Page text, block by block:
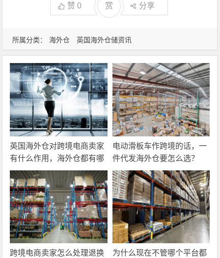
所属分类： 海外仓 英国海外仓储资讯
赞0 赏 分享
英国海外仓对跨境电商卖家
有什么作用，海外仓都有哪
些核心服务？
电动滑板车作跨境的话，一
件代发海外仓要怎么选？
跨境电商卖家怎么处理退换
为什么现在不管哪个平台都